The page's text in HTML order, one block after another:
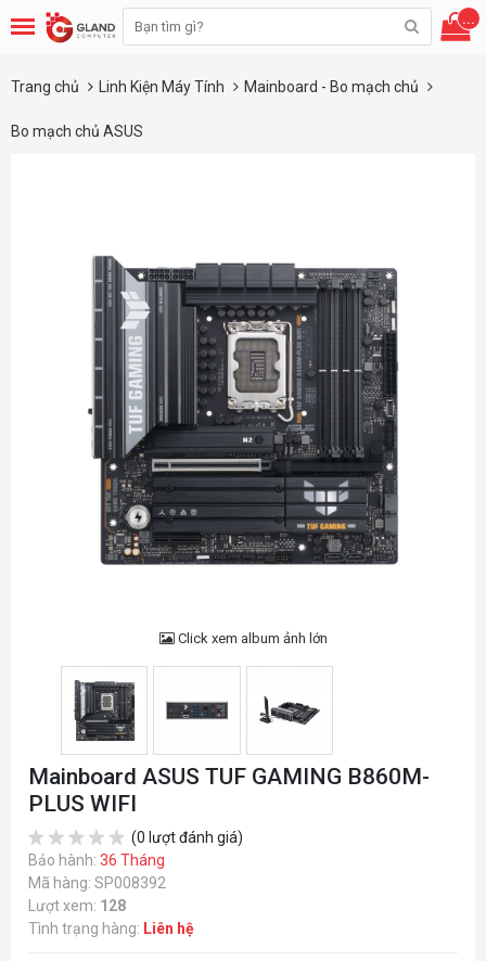
...
Trang chủ Linh Kiện Máy Tính Mainboard - Bo mạch chủ
Bo mạch chủ ASUS
Click xem album ảnh lớn
Mainboard ASUS TUF GAMING B860M-
PLUS WIFI
(0 lượt đánh giá)
Bảo hành: 36 Tháng
Mã hàng: SP008392
Lượt xem: 128
Tình trạng hàng: Liên hệ